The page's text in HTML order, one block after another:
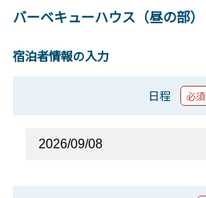
バーベキューハウス（昼の部）
宿泊者情報の入力
日程 必須